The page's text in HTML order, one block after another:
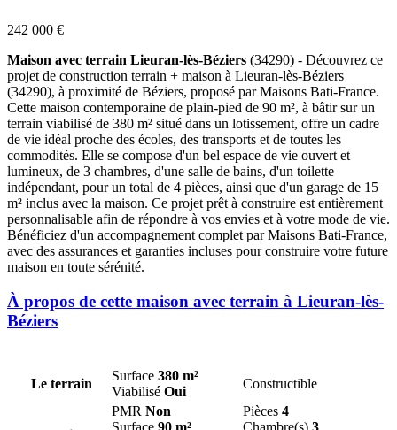
242 000 €
Maison avec terrain Lieuran-lès-Béziers (34290) - Découvrez ce
projet de construction terrain + maison à Lieuran-lès-Béziers
(34290), à proximité de Béziers, proposé par Maisons Bati-France.
Cette maison contemporaine de plain-pied de 90 m², à bâtir sur un
terrain viabilisé de 380 m² situé dans un lotissement, offre un cadre
de vie idéal proche des écoles, des transports et de toutes les
commodités. Elle se compose d'un bel espace de vie ouvert et
lumineux, de 3 chambres, d'une salle de bains, d'un toilette
indépendant, pour un total de 4 pièces, ainsi que d'un garage de 15
m² inclus avec la maison. Ce projet prêt à construire est entièrement
personnalisable afin de répondre à vos envies et à votre mode de vie.
Bénéficiez d'un accompagnement complet par Maisons Bati-France,
avec des assurances et garanties incluses pour construire votre future
maison en toute sérénité.
À propos de cette maison avec terrain à Lieuran-lès-
Béziers
Le terrain
Surface 380 m²
Viabilisé Oui
Constructible
PMR Non
Surface 90 m²
Pièces 4
Chambre(s) 3